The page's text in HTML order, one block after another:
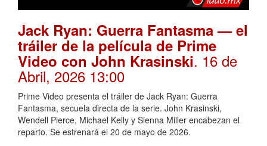
Jack Ryan: Guerra Fantasma — el
tráiler de la película de Prime
Video con John Krasinski. 16 de
Abril, 2026 13:00
Prime Video presenta el tráiler de Jack Ryan: Guerra
Fantasma, secuela directa de la serie. John Krasinski,
Wendell Pierce, Michael Kelly y Sienna Miller encabezan el
reparto. Se estrenará el 20 de mayo de 2026.